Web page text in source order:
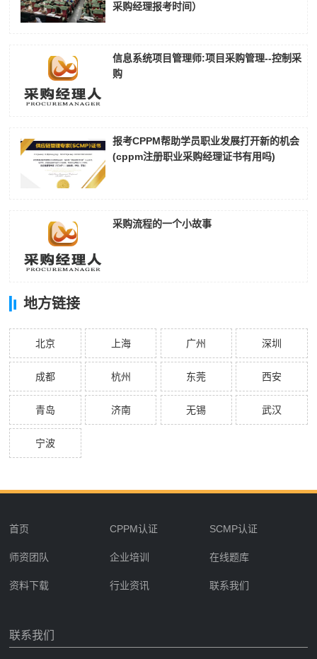
采购经理报考时间）
信息系统项目管理师:项目采购管理--控制采
购
报考CPPM帮助学员职业发展打开新的机会
(cppm注册职业采购经理证书有用吗)
采购流程的一个小故事
地方链接
北京 上海 广州 深圳
成都 杭州 东莞 西安
青岛 济南 无锡 武汉
宁波
首页 CPPM认证 SCMP认证
师资团队 企业培训 在线题库
资料下载 行业资讯 联系我们
联系我们